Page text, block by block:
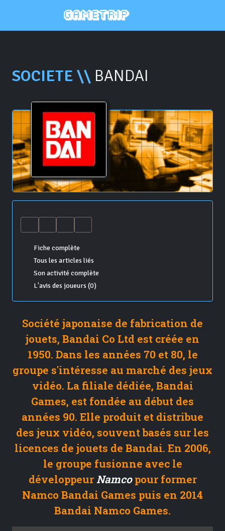
SOCIETE \\ BANDAI
Fiche complète
Tous les articles liés
Son activité complète
L'avis des joueurs (0)
Société japonaise de fabrication de
jouets, Bandai Co Ltd est créée en
1950. Dans les années 70 et 80, le
groupe s'intéresse au marché des jeux
vidéo. La filiale dédiée, Bandai
Games, est fondée au début des
années 90. Elle produit et distribue
des jeux vidéo, souvent basés sur les
licences de jouets de Bandai. En 2006,
le groupe fusionne avec le
développeurNamcopour former
Namco Bandai Games puis en 2014
Bandai Namco Games.